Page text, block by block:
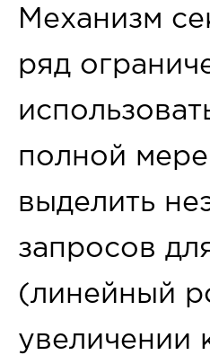
Механизм
ряд
полной
выделить
запросов
(линейный
увеличении